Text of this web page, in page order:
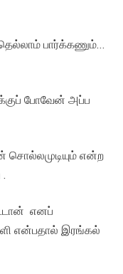
பார்க்கணும்…
போவேன் அப்ப
சொல்லமுடியும் என்ற
எனப்
என்பதால் இரங்கல்